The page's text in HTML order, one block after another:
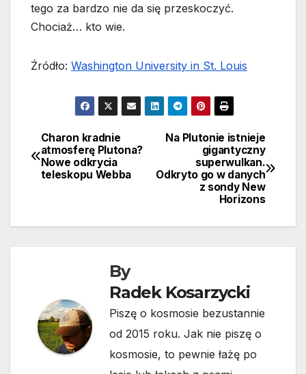
tego za bardzo nie da się przeskoczyć.
Chociaż… kto wie.
Źródło: Washington University in St. Louis
Nawigacja
wpisu
Na Plutonie istnieje
gigantyczny
superwulkan.
Odkryto go w danych
z sondy New
Horizons
Charon kradnie
atmosferę Plutona?
Nowe odkrycia
teleskopu Webba
By
Radek Kosarzycki
Piszę o kosmosie bezustannie
od 2015 roku. Jak nie piszę o
kosmosie, to pewnie łażę po